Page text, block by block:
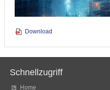
Download
Schnellzugriff
Home